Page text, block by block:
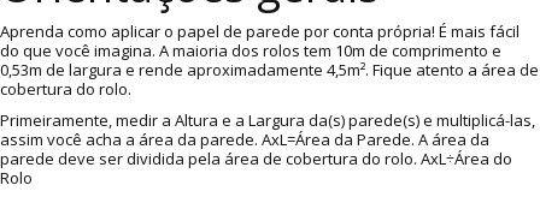
Aprenda como aplicar o papel de parede por conta própria! É mais fácil
do que você imagina. A maioria dos rolos tem 10m de comprimento e
0,53m de largura e rende aproximadamente 4,5m². Fique atento a área de
cobertura do rolo.
Primeiramente, medir a Altura e a Largura da(s) parede(s) e multiplicá-las,
assim você acha a área da parede. AxL=Área da Parede. A área da
parede deve ser dividida pela área de cobertura do rolo. AxL÷Área do
Rolo